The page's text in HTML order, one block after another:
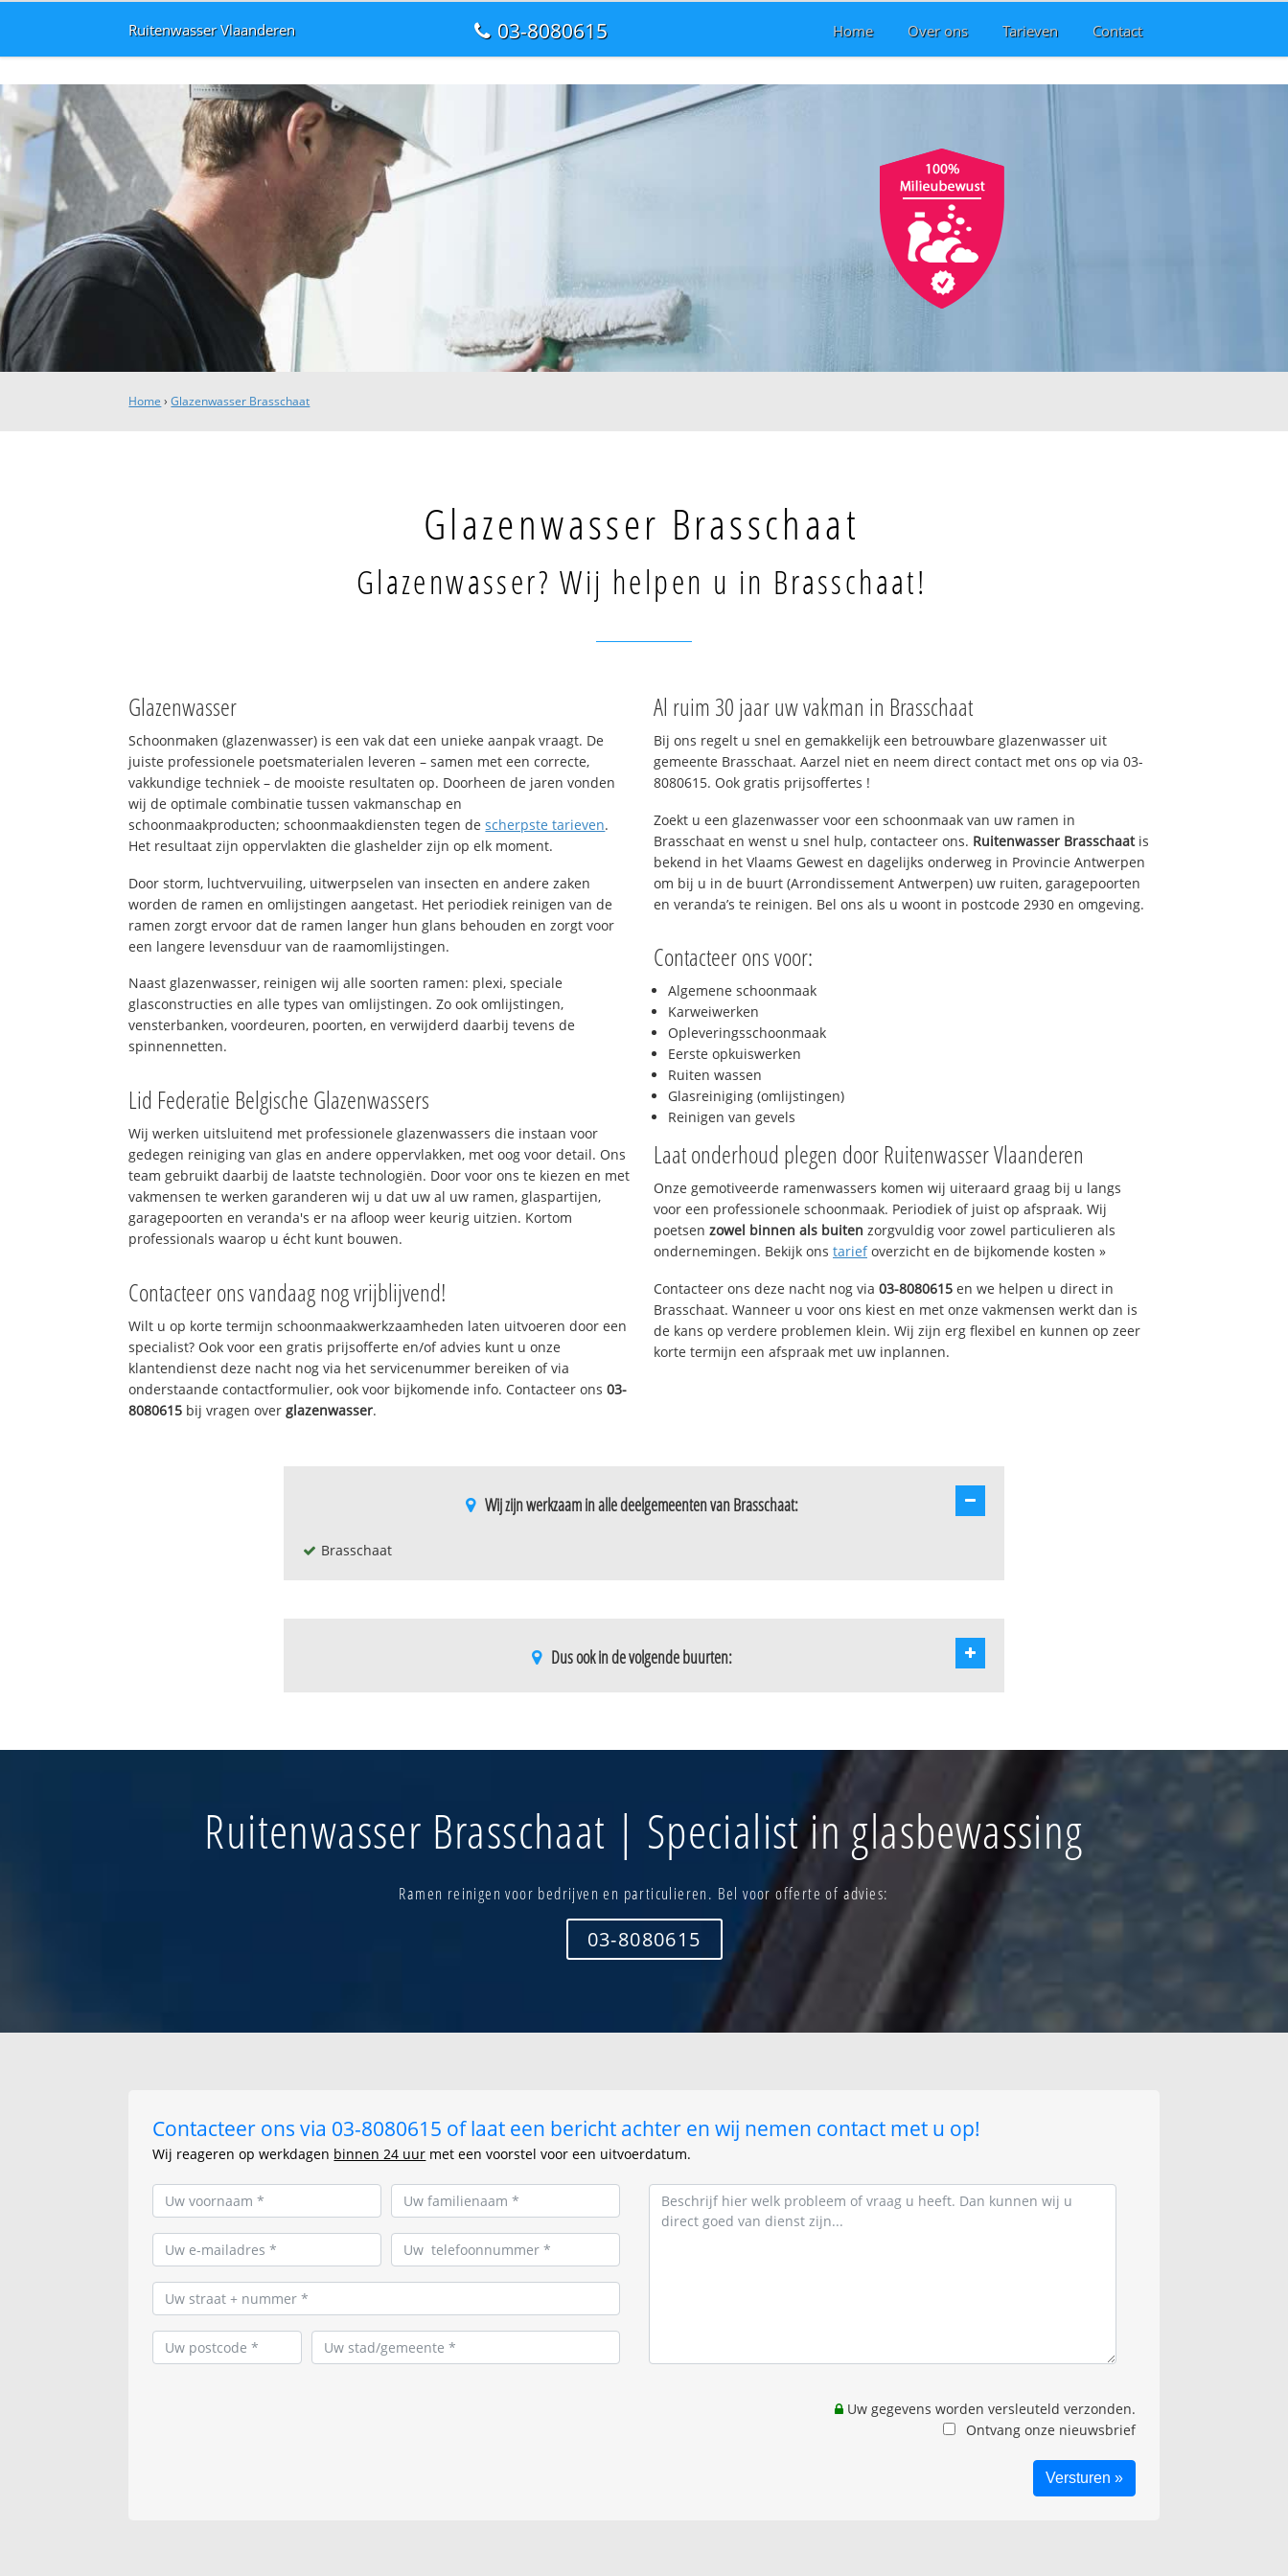
Ruitenwasser Vlaanderen 03-8080615 Home Over ons Tarieven Contact
Home ›Glazenwasser Brasschaat
Glazenwasser Brasschaat
Glazenwasser? Wij helpen u in Brasschaat!
Glazenwasser
Schoonmaken (glazenwasser) is een vak dat een unieke aanpak vraagt. De
juiste professionele poetsmaterialen leveren – samen met een correcte,
vakkundige techniek – de mooiste resultaten op. Doorheen de jaren vonden
wij de optimale combinatie tussen vakmanschap en
schoonmaakproducten; schoonmaakdiensten tegen descherpste tarieven.
Het resultaat zijn oppervlakten die glashelder zijn op elk moment.
Door storm, luchtvervuiling, uitwerpselen van insecten en andere zaken
worden de ramen en omlijstingen aangetast. Het periodiek reinigen van de
ramen zorgt ervoor dat de ramen langer hun glans behouden en zorgt voor
een langere levensduur van de raamomlijstingen.
Naast glazenwasser, reinigen wij alle soorten ramen: plexi, speciale
glasconstructies en alle types van omlijstingen. Zo ook omlijstingen,
vensterbanken, voordeuren, poorten, en verwijderd daarbij tevens de
spinnennetten.
Lid Federatie Belgische Glazenwassers
Wij werken uitsluitend met professionele glazenwassers die instaan voor
gedegen reiniging van glas en andere oppervlakken, met oog voor detail. Ons
team gebruikt daarbij de laatste technologiën. Door voor ons te kiezen en met
vakmensen te werken garanderen wij u dat uw al uw ramen, glaspartijen,
garagepoorten en veranda's er na afloop weer keurig uitzien. Kortom
professionals waarop u écht kunt bouwen.
Contacteer ons vandaag nog vrijblijvend!
Wilt u op korte termijn schoonmaakwerkzaamheden laten uitvoeren door een
specialist? Ook voor een gratis prijsofferte en/of advies kunt u onze
klantendienst deze nacht nog via het servicenummer bereiken of via
onderstaande contactformulier, ook voor bijkomende info. Contacteer ons03-
8080615 bij vragen overglazenwasser.
Al ruim 30 jaar uw vakman in Brasschaat
Bij ons regelt u snel en gemakkelijk een betrouwbare glazenwasser uit
gemeente Brasschaat. Aarzel niet en neem direct contact met ons op via 03-
8080615. Ook gratis prijsoffertes !
Zoekt u een glazenwasser voor een schoonmaak van uw ramen in
Brasschaat en wenst u snel hulp, contacteer ons. Ruitenwasser Brasschaatis
bekend in het Vlaams Gewest en dagelijks onderweg in Provincie Antwerpen
om bij u in de buurt (Arrondissement Antwerpen) uw ruiten, garagepoorten
en veranda’s te reinigen. Bel ons als u woont in postcode 2930 en omgeving.
Contacteer ons voor:
Algemene schoonmaak
Karweiwerken
Opleveringsschoonmaak
Eerste opkuiswerken
Ruiten wassen
Glasreiniging (omlijstingen)
Reinigen van gevels
Laat onderhoud plegen door Ruitenwasser Vlaanderen
Onze gemotiveerde ramenwassers komen wij uiteraard graag bij u langs
voor een professionele schoonmaak. Periodiek of juist op afspraak. Wij
poetsen zowel binnen als buiten zorgvuldig voor zowel particulieren als
ondernemingen. Bekijk ons tariefoverzicht en de bijkomende kosten »
Contacteer ons deze nacht nog via 03-8080615 en we helpen u direct in
Brasschaat. Wanneer u voor ons kiest en met onze vakmensen werkt dan is
de kans op verdere problemen klein. Wij zijn erg flexibel en kunnen op zeer
korte termijn een afspraak met uw inplannen.
Wij zijn werkzaam in alle deelgemeenten van Brasschaat:
Brasschaat
Dus ook in de volgende buurten:
Eikelenberg
Fortuinbeek
Het leeg - mikse heide
Maria-ter-heide
Mariaburg
Mishagen
Ter borcht - voshol
Torenhof - hof ten bos
Vagevuurvelden
Zand - heislag
Ruitenwasser Brasschaat | Specialist in glasbewassing
Ramen reinigen voor bedrijven en particulieren. Bel voor offerte of advies:
03-8080615
Contacteer ons via 03-8080615 of laat een bericht achter en wij nemen contact met u op!
Wij reageren op werkdagen binnen 24 uur met een voorstel voor een uitvoerdatum.
Uw gegevens worden versleuteld verzonden.
Ontvang onze nieuwsbrief